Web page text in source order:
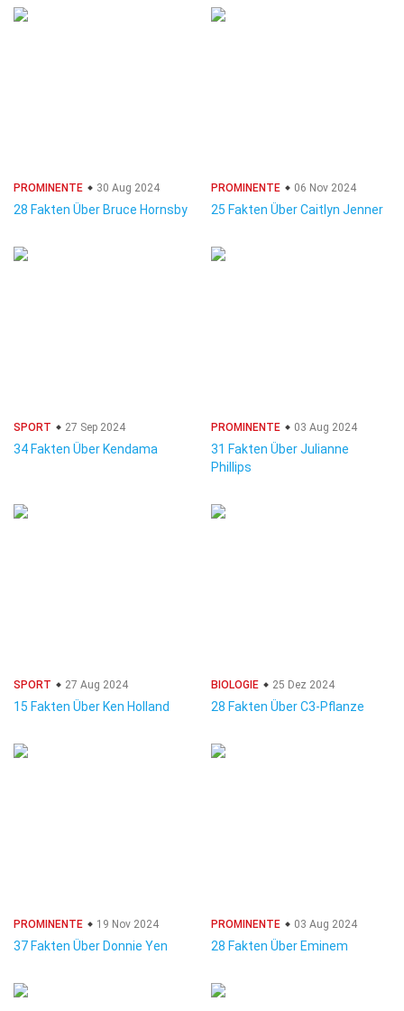
PROMINENTE 30 Aug 2024
28 Fakten Über Bruce Hornsby
PROMINENTE 06 Nov 2024
25 Fakten Über Caitlyn Jenner
SPORT 27 Sep 2024
34 Fakten Über Kendama
PROMINENTE 03 Aug 2024
31 Fakten Über Julianne
Phillips
SPORT 27 Aug 2024
15 Fakten Über Ken Holland
BIOLOGIE 25 Dez 2024
28 Fakten Über C3-Pflanze
PROMINENTE 19 Nov 2024
37 Fakten Über Donnie Yen
PROMINENTE 03 Aug 2024
28 Fakten Über Eminem